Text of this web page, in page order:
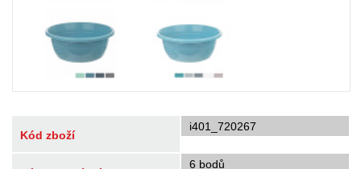
Kód zboží
i401_720267
6 bodů